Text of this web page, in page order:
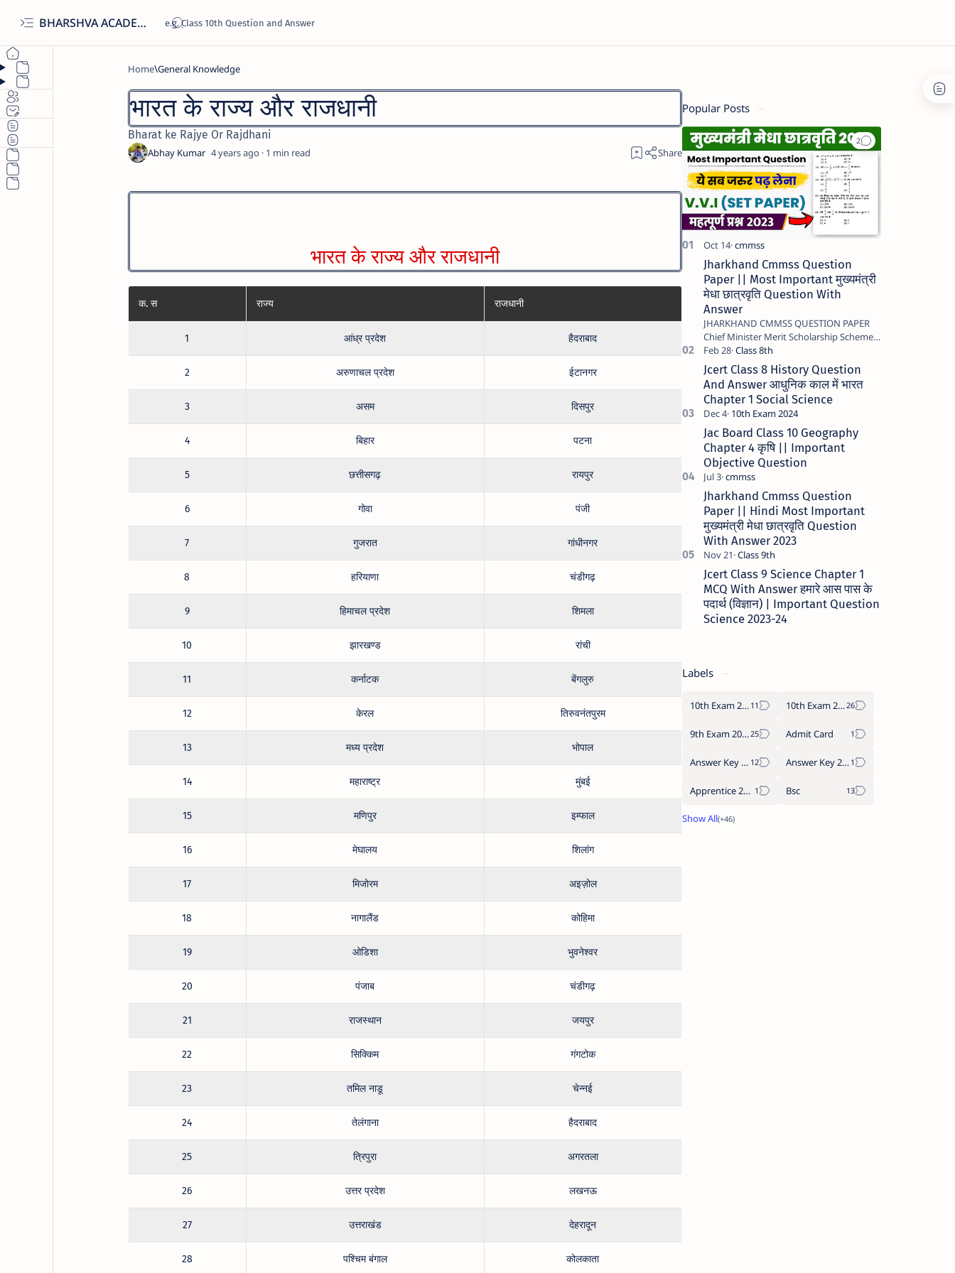
BHARSHVA ACADEMY
Home General Knowledge
भारत के राज्य और राजधानी
Bharat ke Rajye Or Rajdhani
4 years ago 1
भारत के राज्य और राजधानी
क. स राज्य राजधानी
1 आंध्र प्रदेश हैदराबाद
2 अरुणाचल प्रदेश ईटानगर
3 असम दिसपुर
4 बिहार पटना
5 छत्तीसगढ़ रायपुर
6 गोवा पंजी
7 गुजरात गांधीनगर
8 हरियाणा चंडीगढ़
9 हिमाचल प्रदेश शिमला
10 झारखण्ड रांची
11 कर्नाटक बेंगलुरु
12 केरल तिरुवनंतपुरम
13 मध्य प्रदेश भोपाल
14 महाराष्ट्र मुंबई
15 मणिपुर इम्फाल
16 मेघालय शिलांग
17 मिजोरम अइज़ोल
18 नागालैंड कोहिमा
19 ओडिशा भुवनेश्वर
20 पंजाब चंडीगढ़
21 राजस्थान जयपुर
22 सिक्किम गंगटोक
23 तमिल नाडू चेन्नई
24 तेलंगाना हैदराबाद
25 त्रिपुरा अगरतला
26 उत्तर प्रदेश लखनऊ
27 उत्तराखंड देहरादून
28 पश्चिम बंगाल कोलकाता
Popular Posts
Jharkhand Cmmss Question
Paper || Most Important मुख्यमंत्री
मेधा छात्रवृति Question With
Answer
JHARKHAND CMMSS QUESTION PAPER
Chief Minister Merit Scholarship Scheme -
Jcert Class 8 History Question
And Answer आधुनिक काल में भारत
Chapter 1 Social Science
Jac Board Class 10 Geography
Chapter 4 कृषि || Important
Objective Question
Jharkhand Cmmss Question
Paper || Hindi Most Important
मुख्यमंत्री मेधा छात्रवृति Question
With Answer 2023
Jcert Class 9 Science Chapter 1
MCQ With Answer हमारे आस पास के
पदार्थ (विज्ञान) | Important Question
Science 2023-24
Labels
10th Exam 2024 10th Exam 2025
9th Exam 2024 Admit Card
Answer Key 2023 Answer Key 2024
Apprentice 2022 Bsc